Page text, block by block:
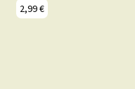
2,99€